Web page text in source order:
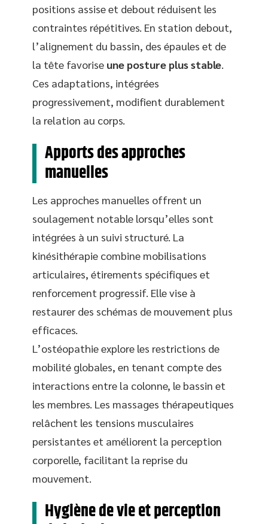
positions assise et debout réduisent les
contraintes répétitives. En station debout,
l’alignement du bassin, des épaules et de
la tête favorise une posture plus stable.
Ces adaptations, intégrées
progressivement, modifient durablement
la relation au corps.
Apports des approches
manuelles
Les approches manuelles offrent un
soulagement notable lorsqu’elles sont
intégrées à un suivi structuré. La
kinésithérapie combine mobilisations
articulaires, étirements spécifiques et
renforcement progressif. Elle vise à
restaurer des schémas de mouvement plus
efficaces.
L’ostéopathie explore les restrictions de
mobilité globales, en tenant compte des
interactions entre la colonne, le bassin et
les membres. Les massages thérapeutiques
relâchent les tensions musculaires
persistantes et améliorent la perception
corporelle, facilitant la reprise du
mouvement.
Hygiène de vie et perception